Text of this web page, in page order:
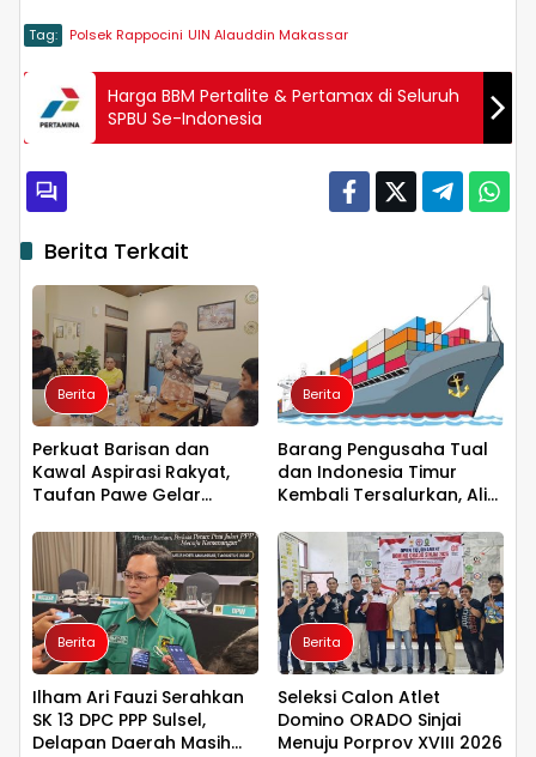
Tag: Polsek Rappocini UIN Alauddin Makassar
Harga BBM Pertalite & Pertamax di Seluruh
SPBU Se-Indonesia
Berita Terkait
Berita
Perkuat Barisan dan
Kawal Aspirasi Rakyat,
Taufan Pawe Gelar
Pengurus Golkar
Parepare
Berita
Barang Pengusaha Tual
dan Indonesia Timur
Kembali Tersalurkan, Ali
Penyelesaian Afid Logistik
dan Tanto Intim Line
Berita
Ilham Ari Fauzi Serahkan
SK 13 DPC PPP Sulsel,
Delapan Daerah Masih
Berita
Seleksi Calon Atlet
Domino ORADO Sinjai
Menuju Porprov XVIII 2026